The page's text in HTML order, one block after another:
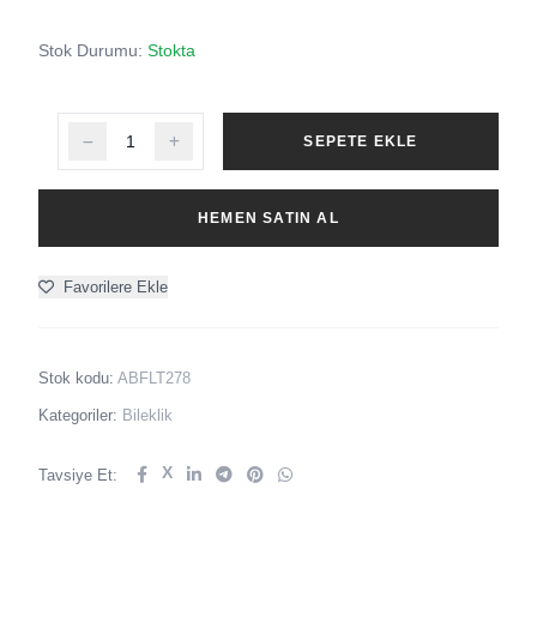
Stok Durumu: Stokta
SEPETE EKLE
HEMEN SATIN AL
Favorilere Ekle
Stok kodu: ABFLT278
Kategoriler: Bileklik
Tavsiye Et: X